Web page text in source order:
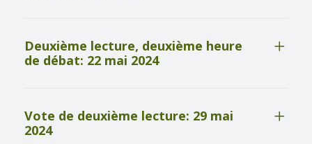
Deuxième lecture, deuxième heure
de débat: 22 mai 2024
Vote de deuxième lecture: 29 mai
2024